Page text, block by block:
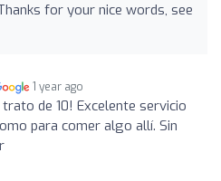
for your nice words, see
1 year ago
trato de 10! Excelente servicio
para comer algo allí. Sin